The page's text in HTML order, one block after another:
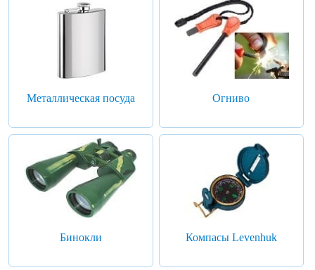
Металлическая посуда Огниво
Бинокли Компасы Levenhuk